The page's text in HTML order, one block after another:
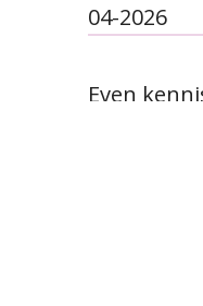
04-2026
Even